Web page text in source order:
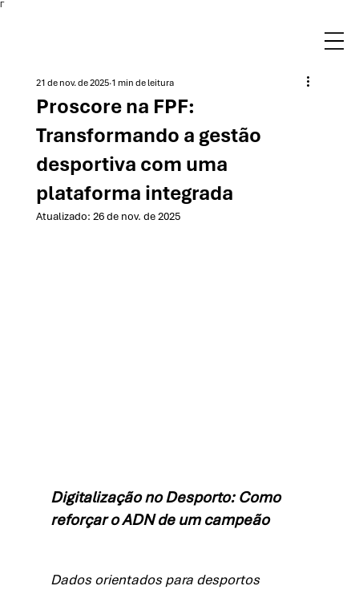
Γ
Proscore na FPF:
Transformando a gestão
desportiva com uma
plataforma integrada
21 de nov. de 2025 1 min de leitura
Atualizado: 26 de nov. de 2025
Digitalização no Desporto: Como
reforçar o ADN de um campeão
Dados orientados para desportos